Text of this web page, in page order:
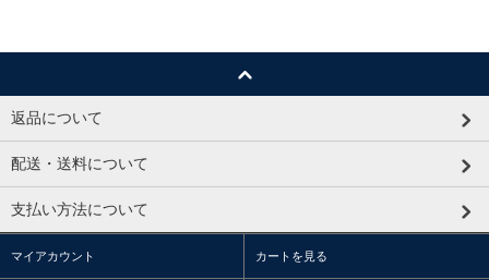
返品について
配送・送料について
支払い方法について
マイアカウント カートを見る